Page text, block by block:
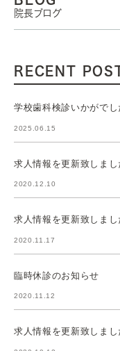
院長ブログ
RECENT
学校歯科検診いかがでし
2025.06.15
求人情報を更新致しまし
2020.12.10
求人情報を更新致しまし
2020.11.17
臨時休診のお知らせ
2020.11.12
求人情報を更新致しまし